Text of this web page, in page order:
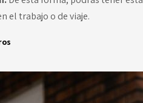
el trabajo o de viaje.